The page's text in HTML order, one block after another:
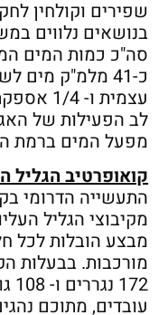
שפירים וקולחין
בנושאים נלווים
סה"כ כמות המים
עצמית
לב הפעילות של
מפעל המים ברמת
קואופרטיב הגליל
מקיבוצי הגליל
מבצע הובלות לכל
עובדים, מתוכם